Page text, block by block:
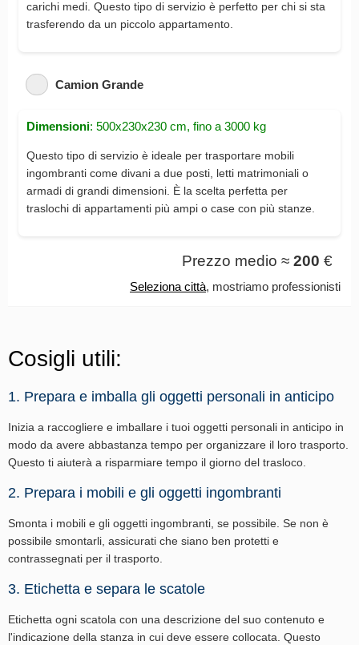
carichi medi. Questo tipo di servizio è perfetto per chi si sta
trasferendo da un piccolo appartamento.
Camion Grande
Dimensioni: 500x230x230 cm, fino a 3000 kg
Questo tipo di servizio è ideale per trasportare mobili
ingombranti come divani a due posti, letti matrimoniali o
armadi di grandi dimensioni. È la scelta perfetta per
traslochi di appartamenti più ampi o case con più stanze.
Prezzo medio ≈ 200 €
Seleziona città, mostriamo professionisti
Cosigli utili:
1. Prepara e imballa gli oggetti personali in anticipo
Inizia a raccogliere e imballare i tuoi oggetti personali in anticipo in
modo da avere abbastanza tempo per organizzare il loro trasporto.
Questo ti aiuterà a risparmiare tempo il giorno del trasloco.
2. Prepara i mobili e gli oggetti ingombranti
Smonta i mobili e gli oggetti ingombranti, se possibile. Se non è
possibile smontarli, assicurati che siano ben protetti e
contrassegnati per il trasporto.
3. Etichetta e separa le scatole
Etichetta ogni scatola con una descrizione del suo contenuto e
l'indicazione della stanza in cui deve essere collocata. Questo